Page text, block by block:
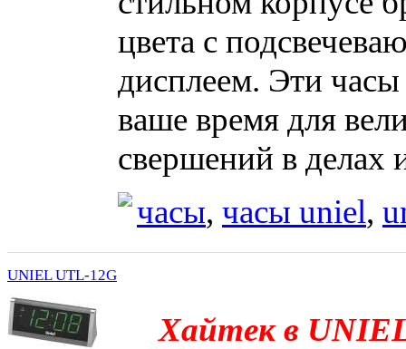
цвета с
дисплеем. Эти часы
ваше время для
свершений в делах
часы, часы uniel,
UNIEL UTL-12G
Хайтек в